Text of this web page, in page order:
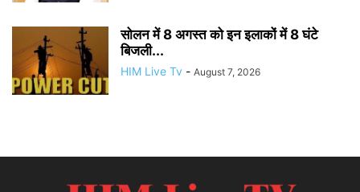
सोलन में 8 अगस्त को इन इलाकों में 8 घंटे
बिजली...
HIM Live Tv - August 7, 2026